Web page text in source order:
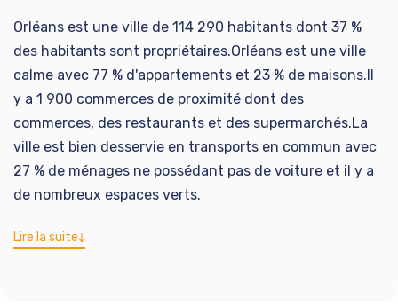
Orléans est une ville de 114 290 habitants dont 37 %
des habitants sont propriétaires.Orléans est une ville
calme avec 77 % d'appartements et 23 % de maisons.Il
y a 1 900 commerces de proximité dont des
commerces, des restaurants et des supermarchés.La
ville est bien desservie en transports en commun avec
27 % de ménages ne possédant pas de voiture et il y a
de nombreux espaces verts.
Lire la suite